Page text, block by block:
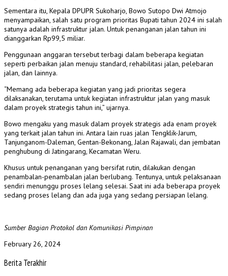
Sementara itu, Kepala DPUPR Sukoharjo, Bowo Sutopo Dwi Atmojo
menyampaikan, salah satu program prioritas Bupati tahun 2024 ini salah
satunya adalah infrastruktur jalan. Untuk penanganan jalan tahun ini
dianggarkan Rp99,5 miliar.
Penggunaan anggaran tersebut terbagi dalam beberapa kegiatan
seperti perbaikan jalan menuju standard, rehabilitasi jalan, pelebaran
jalan, dan lainnya.
“Memang ada beberapa kegiatan yang jadi prioritas segera
dilaksanakan, terutama untuk kegiatan infrastruktur jalan yang masuk
dalam proyek strategis tahun ini,” ujarnya.
Bowo mengaku yang masuk dalam proyek strategis ada enam proyek
yang terkait jalan tahun ini. Antara lain ruas jalan Tengklik-Jarum,
Tanjunganom-Daleman, Gentan-Bekonang, Jalan Rajawali, dan jembatan
penghubung di Jatingarang, Kecamatan Weru.
Khusus untuk penanganan yang bersifat rutin, dilakukan dengan
penambalan-penambalan jalan berlubang. Tentunya, untuk pelaksanaan
sendiri menunggu proses lelang selesai. Saat ini ada beberapa proyek
sedang proses lelang dan ada juga yang sedang persiapan lelang.
Sumber Bagian Protokol dan Komunikasi Pimpinan
February 26, 2024
Berita Terakhir